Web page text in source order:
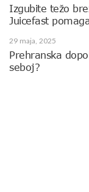
Izgubite težo
Juicefast
29 maja, 2025
Prehranska
seboj?